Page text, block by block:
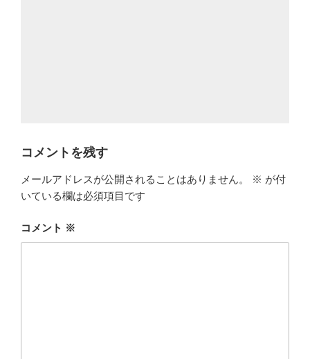
コメントを残す
メールアドレスが公開されることはありません。 ※ が付
いている欄は必須項目です
コメント ※